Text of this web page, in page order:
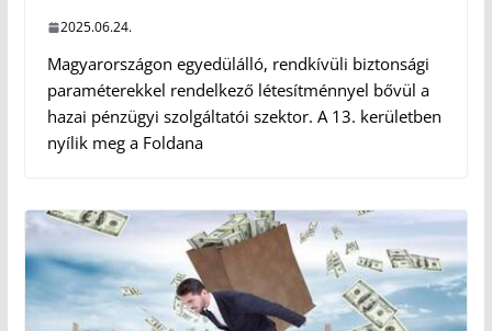
2025.06.24.
Magyarországon egyedülálló, rendkívüli biztonsági
paraméterekkel rendelkező létesítménnyel bővül a
hazai pénzügyi szolgáltatói szektor. A 13. kerületben
nyílik meg a Foldana